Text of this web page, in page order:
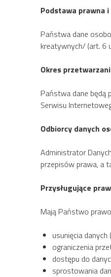
Podstawa prawna
Państwa dane
kreatywnych/ (art. 6
Okres
Państwa dane będą
Serwisu
Odbiorcy danych
Administrator
przepisów prawa, a
Przysługujące
Mają Państwo
usunięcia
ograniczenia
dostępu do
sprostowania